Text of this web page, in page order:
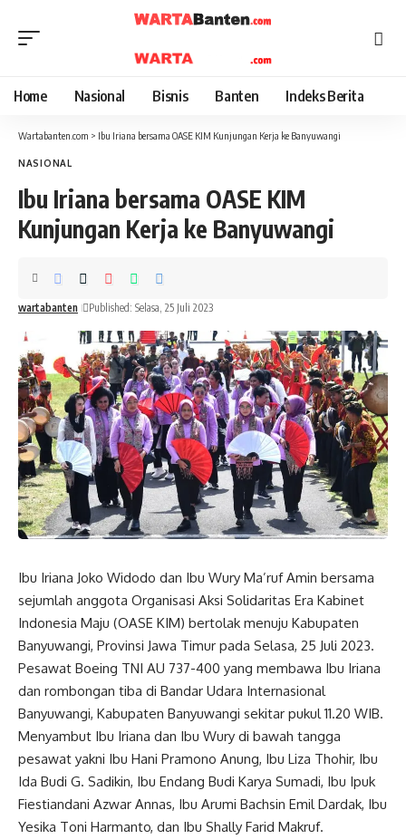
Home Nasional Bisnis Banten Indeks Berita
Wartabanten.com > Ibu Iriana bersama OASE KIM Kunjungan Kerja ke Banyuwangi
NASIONAL
Ibu Iriana bersama OASE KIM
Kunjungan Kerja ke Banyuwangi
wartabanten Published: Selasa, 25 Juli 2023
Ibu Iriana Joko Widodo dan Ibu Wury Ma’ruf Amin bersama
sejumlah anggota Organisasi Aksi Solidaritas Era Kabinet
Indonesia Maju (OASE KIM) bertolak menuju Kabupaten
Banyuwangi, Provinsi Jawa Timur pada Selasa, 25 Juli 2023.
Pesawat Boeing TNI AU 737-400 yang membawa Ibu Iriana
dan rombongan tiba di Bandar Udara Internasional
Banyuwangi, Kabupaten Banyuwangi sekitar pukul 11.20 WIB.
Menyambut Ibu Iriana dan Ibu Wury di bawah tangga
pesawat yakni Ibu Hani Pramono Anung, Ibu Liza Thohir, Ibu
Ida Budi G. Sadikin, Ibu Endang Budi Karya Sumadi, Ibu Ipuk
Fiestiandani Azwar Annas, Ibu Arumi Bachsin Emil Dardak, Ibu
Yesika Toni Harmanto, dan Ibu Shally Farid Makruf.